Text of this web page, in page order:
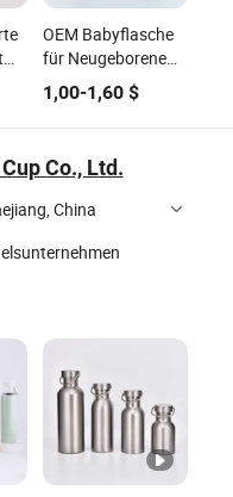
OEM Babyflasche
für Neugeborene
PP Anti-Kolik
Säuglingsflaschen
Standardhals
Brustähnlicher
Sauger Langsame
Fluss
1,00-1,60$
Co., Ltd.
China